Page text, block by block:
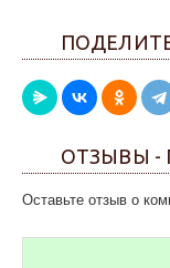
ОТЗЫВЫ -
Оставьте отзыв о